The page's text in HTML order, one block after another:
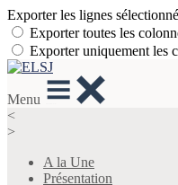
Exporter les lignes
Exporter toutes les
Exporter uniquement les
Menu
<
>
A la Une
Présentation